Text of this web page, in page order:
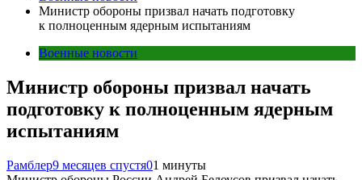
Министр обороны призвал начать подготовку
к полноценным ядерным испытаниям
Военные новости
Министр обороны призвал начать
подготовку к полноценным ядерным
испытаниям
Рамблер9 месяцев спустя01 минуты